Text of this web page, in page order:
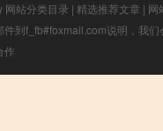
网站分类目录 | 精选推荐文章 | 网
到f_fb#foxmail.com说明，我们
作